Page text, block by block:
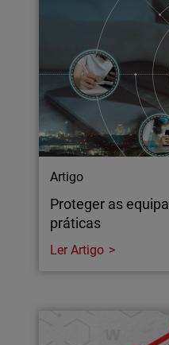
Artigo
Proteger as
práticas
Ler Artigo